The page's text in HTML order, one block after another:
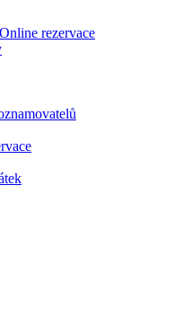
rezervace